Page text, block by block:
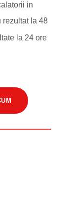
in
rezultat la 48
la 24 ore